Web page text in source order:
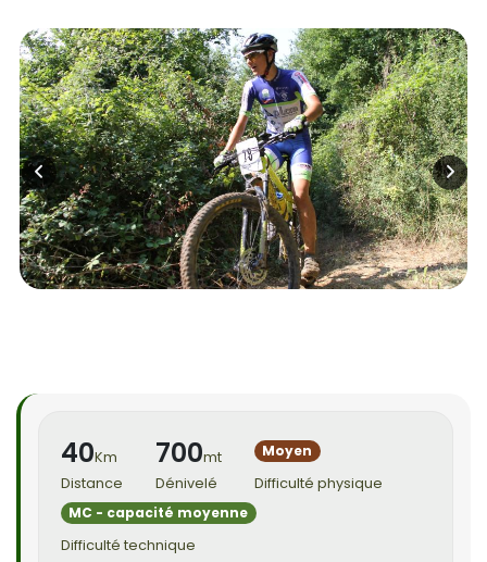
40Km
Distance
700mt
Dénivelé
Moyen
Difficulté physique
MC - capacité moyenne
Difficulté technique